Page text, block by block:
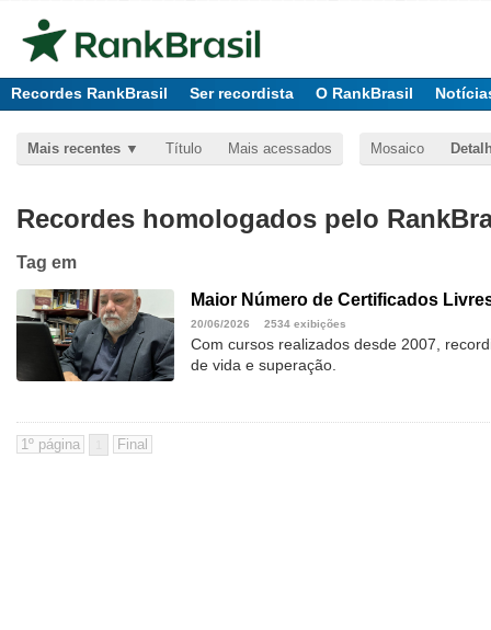
Recordes RankBrasil Ser recordista O RankBrasil
Mais recentes Título Mais acessados Mosaico
Recordes homologados pelo
Tag em
Maior Número de Certificados
20/06/2026 2534 exibições
Com cursos realizados desde 2007,
de vida e superação.